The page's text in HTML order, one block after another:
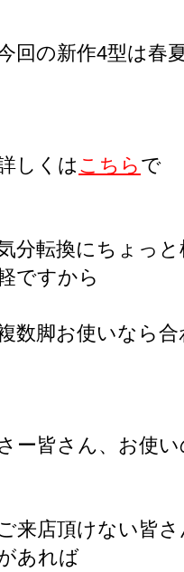
回の新作4型は春
しくは こちら で
分転換にちょっ
ですから
数脚お使いなら
さー皆さん、お使
来店頂けない皆
あれば